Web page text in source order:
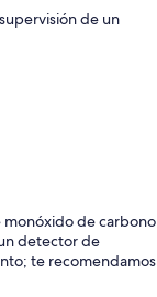
de un
monóxido de carbono
detector de
te recomendamos